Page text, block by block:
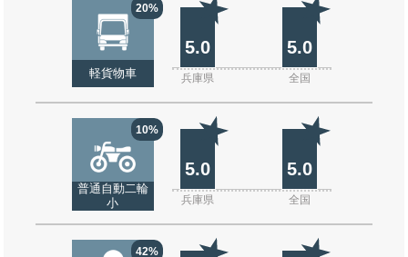
20%
軽貨物車
5.0 5.0
兵庫県 全国
10%
普通自動二輪
小
5.0 5.0
兵庫県 全国
42%